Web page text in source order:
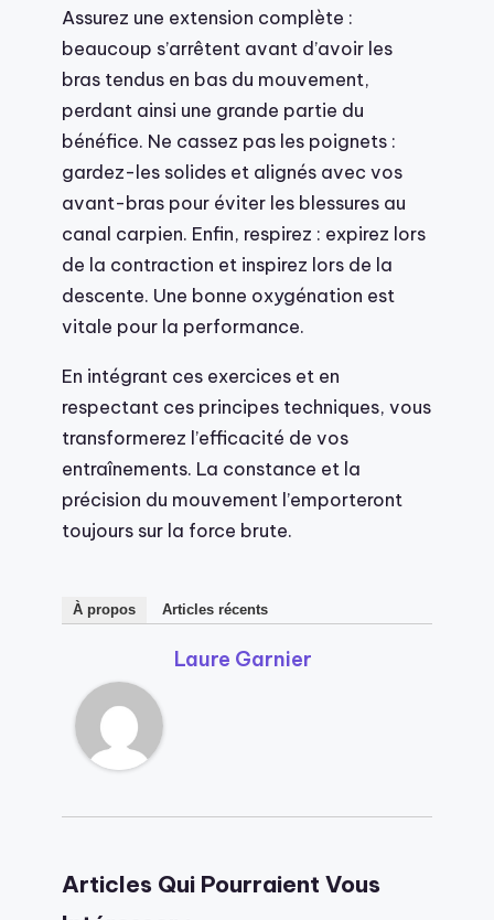
Assurez une extension complète :
beaucoup s’arrêtent avant d’avoir les
bras tendus en bas du mouvement,
perdant ainsi une grande partie du
bénéfice. Ne cassez pas les poignets :
gardez-les solides et alignés avec vos
avant-bras pour éviter les blessures au
canal carpien. Enfin, respirez : expirez lors
de la contraction et inspirez lors de la
descente. Une bonne oxygénation est
vitale pour la performance.
En intégrant ces exercices et en
respectant ces principes techniques, vous
transformerez l’efficacité de vos
entraînements. La constance et la
précision du mouvement l’emporteront
toujours sur la force brute.
À propos Articles récents
Laure Garnier
Articles Qui Pourraient Vous